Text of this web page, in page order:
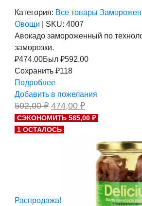
Категория: Все товары
Овощи
SKU: 4007
Авокадо замороженный по
заморозки.
₽474.00Был ₽592.00
Сохранить ₽118
Подробнее
Добавить в пожелания
592,00₽ Первоначальная
цена
составляла
592,00 ₽.
474,00 ₽Текущая
цена:
474,00 ₽.
СЭКОНОМИТЬ 585,00 ₽
1 ОСТАЛОСЬ
Распродажа!